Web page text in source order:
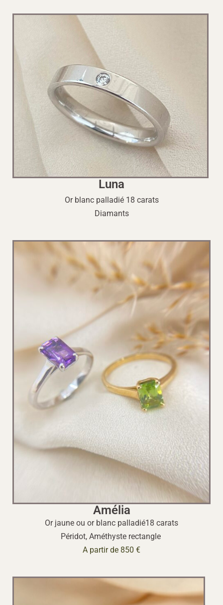
Luna
Or blanc palladié 18 carats
Diamants
Amélia
Or jaune ou or blanc palladié18 carats
Péridot, Améthyste rectangle
A partir de 850 €